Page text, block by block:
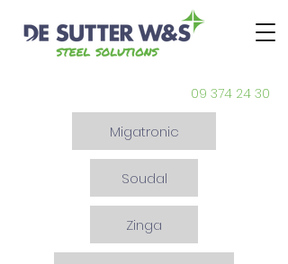
09 374 24 30
Migatronic
Soudal
Zinga